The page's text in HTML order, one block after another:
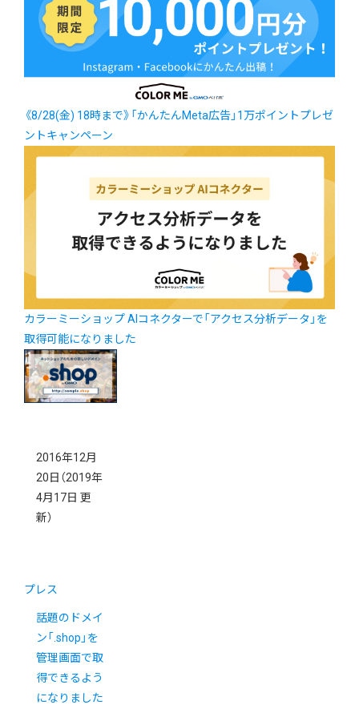
《8/28(金) 18時まで》「かんたんMeta広告」1万ポイントプレゼ
ントキャンペーン
カラーミーショップ AIコネクターで「アクセス分析データ」を
取得可能になりました
2016年12月
20日 （2019年
4月17日 更
新）
プレス
話題のドメイ
ン「.shop」を
管理画面で取
得できるよう
になりました